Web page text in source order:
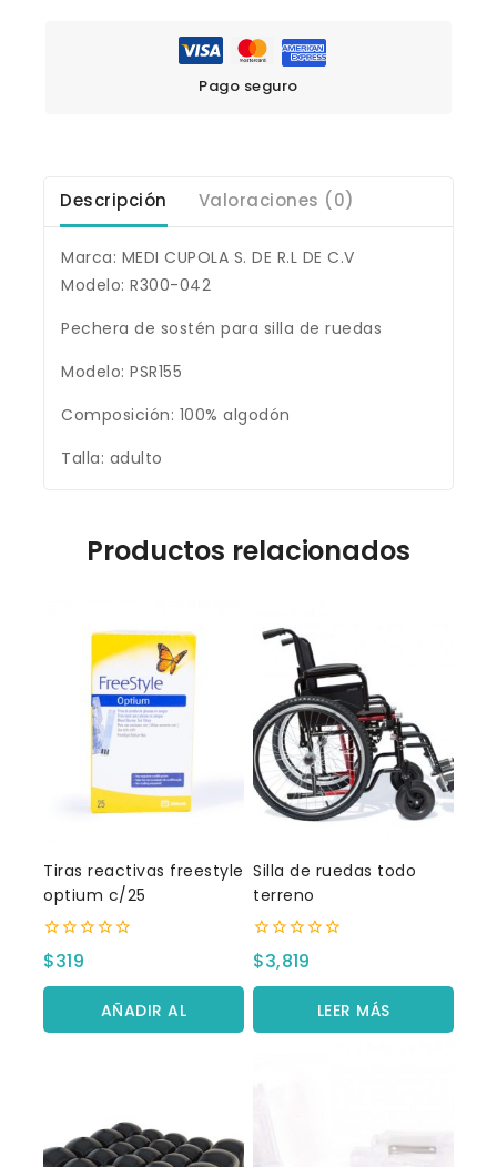
Pago seguro
Descripción Valoraciones (0)
Marca: MEDI CUPOLA S. DE R.L DE C.V
Modelo: R300-042
Pechera de sostén para silla de ruedas
Modelo: PSR155
Composición: 100% algodón
Talla: adulto
Productos relacionados
Tiras reactivas freestyle
optium c/25
0
fuera
de
$319
AÑADIR AL
CARRITO
Silla de ruedas todo
terreno
0
fuera
de
$3,819
LEER MÁS